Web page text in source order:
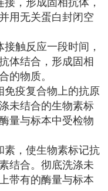
用无关蛋白封闭空
触反应一段时间，
体结合，形成固相
的物质。
免疫复合物上的抗原
未结合的生物素标
量与标本中受检物
素，使生物素标记抗
结合。彻底洗涤未
带有的酶量与标本